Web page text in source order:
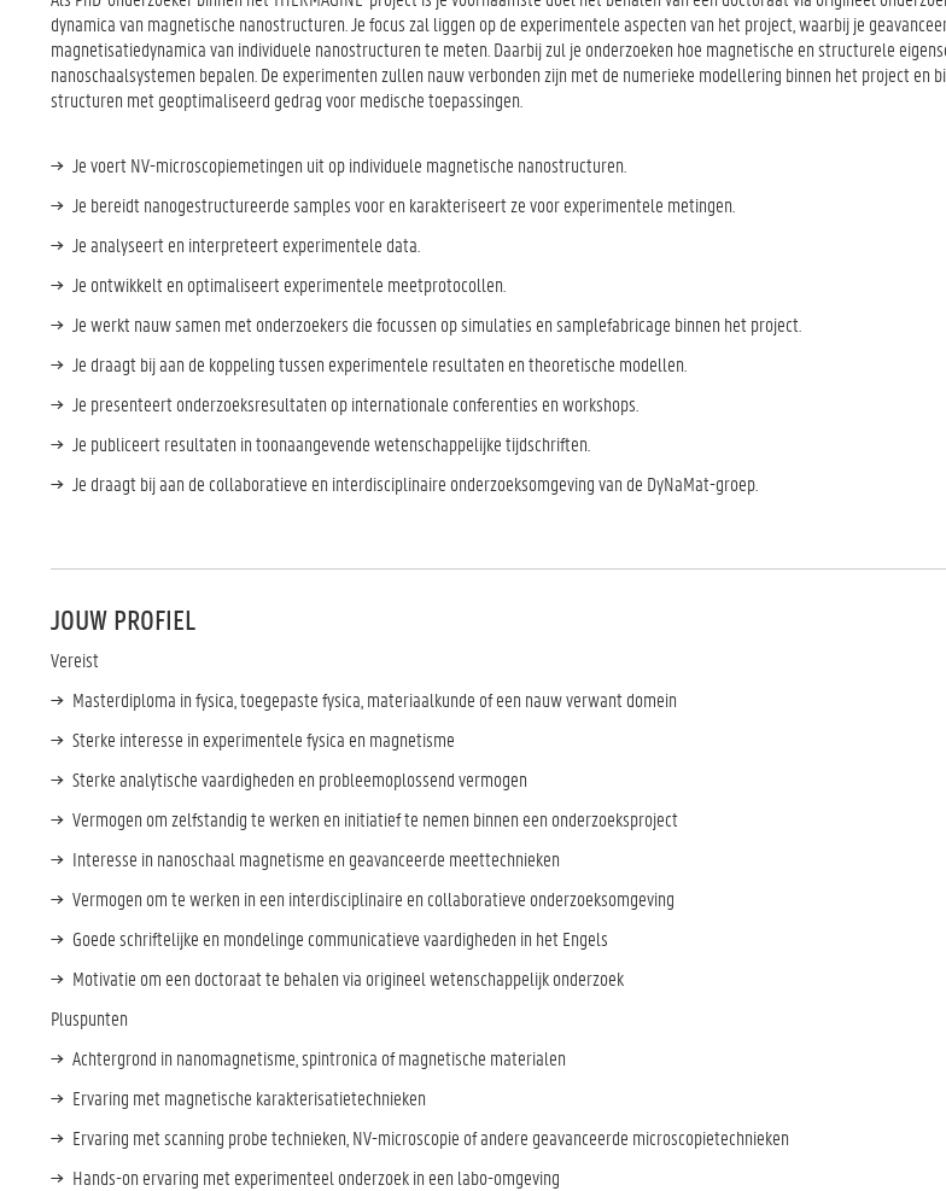
dynamica van magnetische nanostructuren. Je focus zal liggen op de experimentele aspecten van het project, waarbij je
magnetisatiedynamica van individuele nanostructuren te meten. Daarbij zul je onderzoeken hoe magnetische en structurele
nanoschaalsystemen bepalen. De experimenten zullen nauw verbonden zijn met de numerieke modellering binnen het project en
structuren met geoptimaliseerd gedrag voor medische toepassingen.
Je voert NV-microscopiemetingen uit op individuele magnetische nanostructuren.
Je bereidt nanogestructureerde samples voor en karakteriseert ze voor experimentele metingen.
Je analyseert en interpreteert experimentele data.
Je ontwikkelt en optimaliseert experimentele meetprotocollen.
Je werkt nauw samen met onderzoekers die focussen op simulaties en samplefabricage binnen het project.
Je draagt bij aan de koppeling tussen experimentele resultaten en theoretische modellen.
Je presenteert onderzoeksresultaten op internationale conferenties en workshops.
Je publiceert resultaten in toonaangevende wetenschappelijke tijdschriften.
Je draagt bij aan de collaboratieve en interdisciplinaire onderzoeksomgeving van de DyNaMat-groep.
JOUW PROFIEL
Vereist
Masterdiploma in fysica, toegepaste fysica, materiaalkunde of een nauw verwant domein
Sterke interesse in experimentele fysica en magnetisme
Sterke analytische vaardigheden en probleemoplossend vermogen
Vermogen om zelfstandig te werken en initiatief te nemen binnen een onderzoeksproject
Interesse in nanoschaal magnetisme en geavanceerde meettechnieken
Vermogen om te werken in een interdisciplinaire en collaboratieve onderzoeksomgeving
Goede schriftelijke en mondelinge communicatieve vaardigheden in het Engels
Motivatie om een doctoraat te behalen via origineel wetenschappelijk onderzoek
Pluspunten
Achtergrond in nanomagnetisme, spintronica of magnetische materialen
Ervaring met magnetische karakterisatietechnieken
Ervaring met scanning probe technieken, NV-microscopie of andere geavanceerde microscopietechnieken
Hands-on ervaring met experimenteel onderzoek in een labo-omgeving